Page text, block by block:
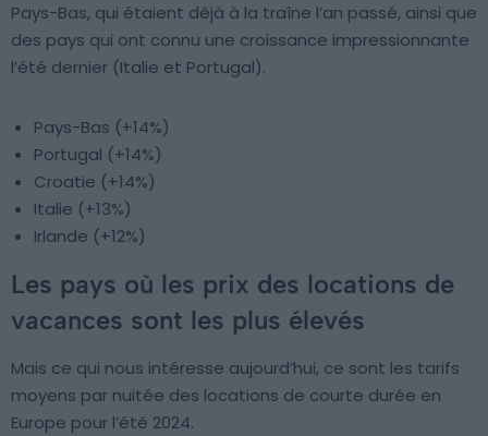
Pays-Bas, qui étaient déjà à la traîne l’an passé, ainsi que
des pays qui ont connu une croissance impressionnante
l’été dernier (Italie et Portugal).
Pays-Bas (+14%)
Portugal (+14%)
Croatie (+14%)
Italie (+13%)
Irlande (+12%)
Les pays où les prix des locations de
vacances sont les plus élevés
Mais ce qui nous intéresse aujourd’hui, ce sont les tarifs
moyens par nuitée des locations de courte durée en
Europe pour l’été 2024.